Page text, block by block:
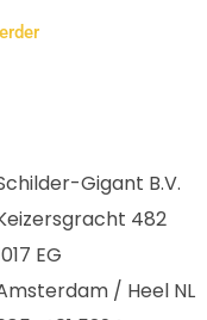
Gigant B.V.
482
EG
/ Heel NL